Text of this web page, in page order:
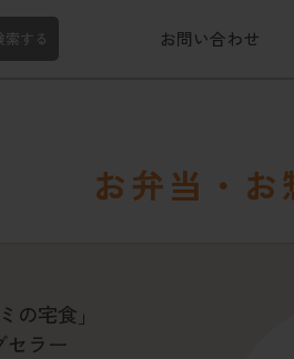
索する お問い合わせ
お弁当・お
の宅食」
セラー